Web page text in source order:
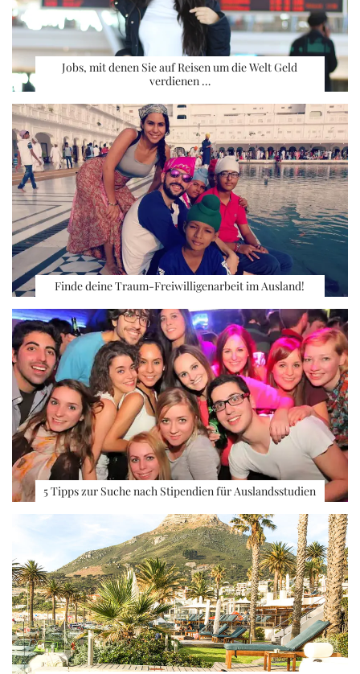
Jobs, mit denen Sie auf Reisen um die Welt Geld
verdienen …
Finde deine Traum-Freiwilligenarbeit im Ausland!
5 Tipps zur Suche nach Stipendien für Auslandsstudien